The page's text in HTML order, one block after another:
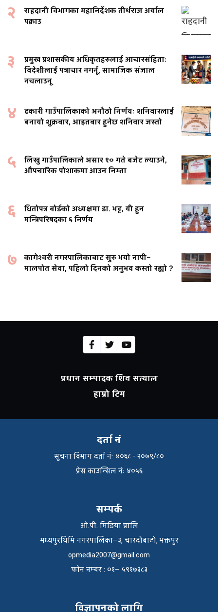
२
राहदानी विभागका महानिर्देशक तीर्थराज अर्याल
पक्राउ
३
प्रमुख प्रशासकीय अधिकृतहरुलाई आचारसंहिताः
विदेशीलाई पत्राचार नगर्नू, सामाजिक संजाल
नचलाउनू
४
ढकारी गाउँपालिकाको अनौठो निर्णयः शनिवारलाई
बनायो शुक्रबार, आइतबार हुनेछ शनिवार जस्तो
५
लिखु गाउँपालिकाले असार १० गते बजेट ल्याउने,
औपचारिक पोशाकमा आउन निम्ता
६
धितोपत्र बोर्डको अध्यक्षमा डा. भट्ट, यी हुन
मन्त्रिपरिषदका ६ निर्णय
७
कागेश्वरी नगरपालिकाबाट सुरु भयो नापी–
मालपोत सेवा, पहिलो दिनको अनुभव कस्तो रह्यो ?
प्रधान सम्पादक शिव सत्याल
हाम्रो टिम
दर्ता नं
सूचना विभाग दर्ता नंः ४०६८ - २०७९/८०
प्रेस काउन्सिल नंः ४०५६
सम्पर्क
ओ.पी. मिडिया प्रालि
मध्यपुरथिमि नगरपालिका–३, चारदोबाटो, भक्तपुर
opmedia2007@gmail.com
फाेन नम्बर : ०१– ५९१७३८३
विज्ञापनको लागि